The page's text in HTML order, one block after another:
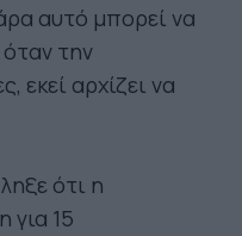
αυτό μπορεί να
την
εκεί αρχίζει να
ότι η
για 15